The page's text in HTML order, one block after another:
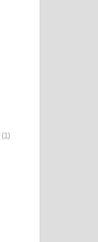
(1)